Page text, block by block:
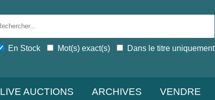
En Stock Mot(s) exact(s) Dans le titre uniquement
LIVE AUCTIONS ARCHIVES VENDRE